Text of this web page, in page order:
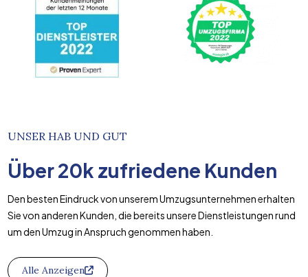
UNSER HAB UND GUT
Über20k zufriedene Kunden
Den besten Eindruck von unserem Umzugsunternehmen erhalten
Sie von anderen Kunden, die bereits unsere Dienstleistungen rund
um den Umzug in Anspruch genommen haben.
Alle Anzeigen